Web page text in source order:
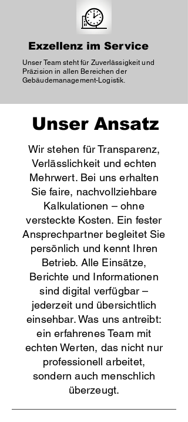
Exzellenz im Service
Unser Team steht für Zuverlässigkeit und
Präzision in allen Bereichen der
Gebäudemanagement-Logistik.
Unser Ansatz
Wir stehen für Transparenz,
Verlässlichkeit und echten
Mehrwert. Bei uns erhalten
Sie faire, nachvollziehbare
Kalkulationen – ohne
versteckte Kosten. Ein fester
Ansprechpartner begleitet Sie
persönlich und kennt Ihren
Betrieb. Alle Einsätze,
Berichte und Informationen
sind digital verfügbar –
jederzeit und übersichtlich
einsehbar. Was uns antreibt:
ein erfahrenes Team mit
echten Werten, das nicht nur
professionell arbeitet,
sondern auch menschlich
überzeugt.